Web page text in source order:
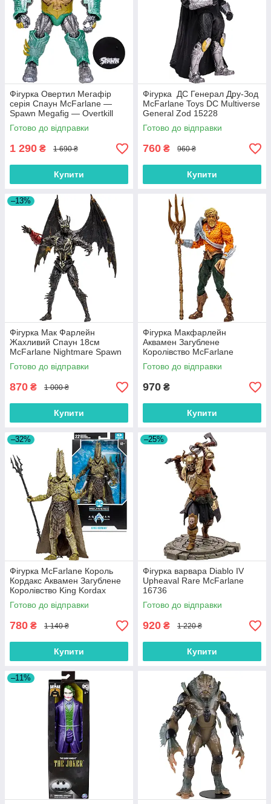
Фігурка Овертил Мегафір
серія Спаун McFarlane —
Spawn Megafig — Overtkill
Megafig 90177
Готово до відправки
1 290 ₴ 1 690 ₴
Купити
Фігурка ДС Генерал Дру-Зод
McFarlane Toys DC Multiverse
General Zod 15228
Готово до відправки
760 ₴ 960 ₴
Купити
–13%
Фігурка Мак Фарлейн
Жахливий Спаун 18см
McFarlane Nightmare Spawn
90186
Готово до відправки
870 ₴ 1 000 ₴
Купити
Фігурка Макфарлейн
Аквамен Загублене
Королівство McFarlane
Aquaman 15911
Готово до відправки
970 ₴
Купити
–32%
Фігурка McFarlane Король
Кордакс Аквамен Загублене
Королівство King Kordax
Aquaman and The Lost
Kingdom 15542
Готово до відправки
780 ₴ 1 140 ₴
Купити
–25%
Фігурка варвара Diablo IV
Upheaval Rare McFarlane
16736
Готово до відправки
920 ₴ 1 220 ₴
Купити
–11%